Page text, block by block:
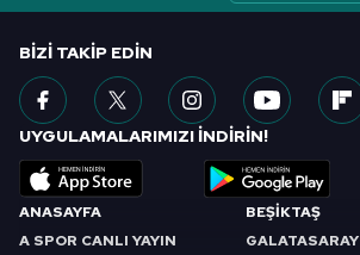
ANASAYFA
A SPOR CANLI YAYIN
BEŞİKTAŞ
GALATASARAY
BIZI TAKIP EDIN
UYGULAMALARIMIZI İNDİRİN!